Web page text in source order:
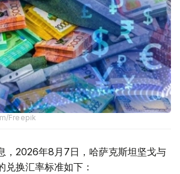
Freepik
，2026年8月7日，哈萨克斯坦坚戈与
兑换汇率标准如下：